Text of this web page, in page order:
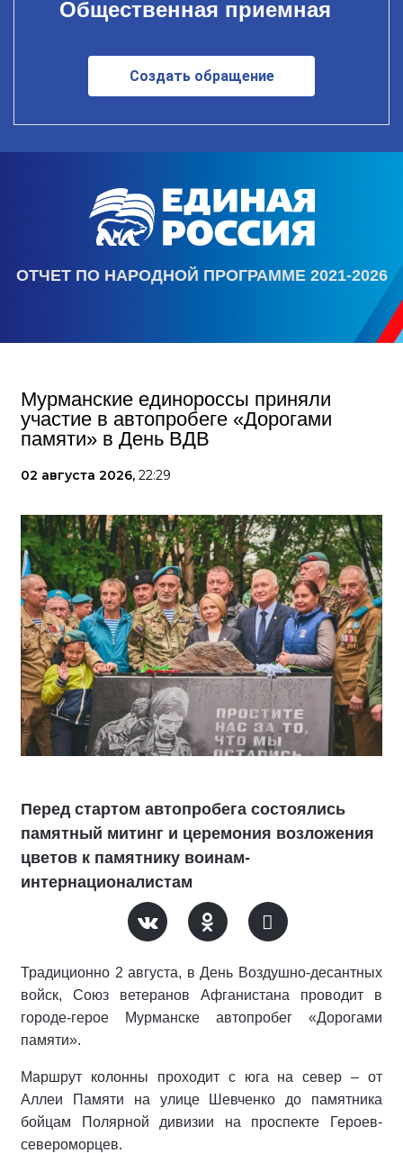
Общественная приемная
Создать обращение
ОТЧЕТ ПО НАРОДНОЙ ПРОГРАММЕ 2021-2026
Мурманские единороссы приняли
участие в автопробеге «Дорогами
памяти» в День ВДВ
02 августа 2026, 22:29
Перед стартом автопробега состоялись
памятный митинг и церемония возложения
цветов к памятнику воинам-
интернационалистам
Традиционно 2 августа, в День Воздушно-десантных
войск, Союз ветеранов Афганистана проводит в
городе-герое Мурманске автопробег «Дорогами
памяти».
Маршрут колонны проходит с юга на север – от
Аллеи Памяти на улице Шевченко до памятника
бойцам Полярной дивизии на проспекте Героев-
североморцев.